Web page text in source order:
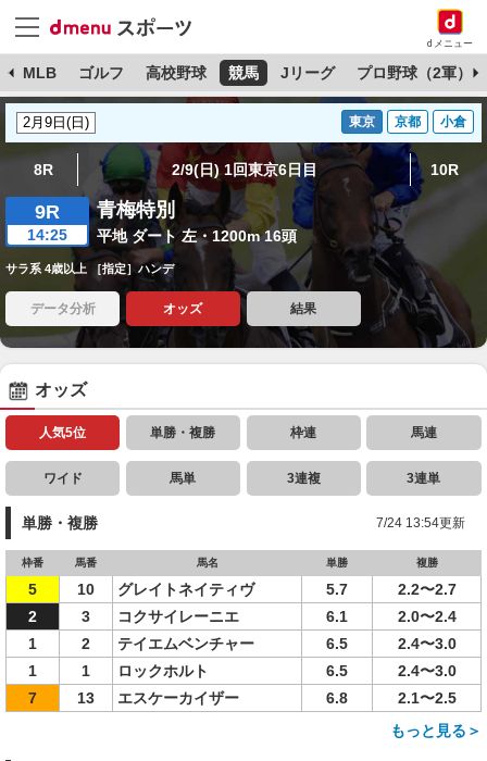
dメニュー
MLB ゴルフ 高校野球 競馬 Jリーグ プロ野球（2軍）
東京 京都 小倉
8R 2/9(日) 1回東京6日目 10R
9R
14:25
青梅特別
平地 ダート 左・1200m 16頭
サラ系 4歳以上 ［指定］ハンデ
データ分析 オッズ 結果
オッズ
人気5位 単勝・複勝 枠連 馬連
ワイド 馬単 3連複 3連単
単勝・複勝 7/24 13:54更新
枠番 馬番 馬名 単勝 複勝
5 10 グレイトネイティヴ 5.7
2.2〜2.7
2
3 コクサイレーニエ 6.1
2.0〜2.4
1
2 テイエムベンチャー 6.5
2.4〜3.0
1
1 ロックホルト 6.5
2.4〜3.0
7
13 エスケーカイザー 6.8
2.1〜2.5
もっと見る＞